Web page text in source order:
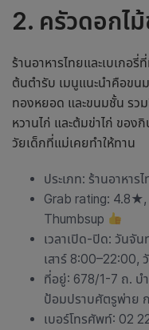
2. ครัวดอกไม้
ร้านอาหารไทยและเบเกอ
ต้นตำรับ เมนูแนะนำคือขน
ทองหยอด และขนมชั้น รว
หวานไก่ และต้มข่าไก่ ของ
วัยเด็กที่แม่เคยทำให้ทาน
ประเภท: ร้านอาหาร
Grab rating: 4.8★
Thumbsup
เวลาเปิด-ปิด: วันจั
เสาร์ 8:00–22:00,
ที่อยู่: 678/1-7 ถ. บ
ป้อมปราบศัตรูพ่าย
เบอร์โทรศัพท์: 02